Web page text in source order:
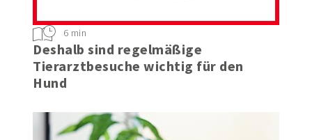
Deshalb sind regelmäßige
Tierarztbesuche wichtig für den
6 min